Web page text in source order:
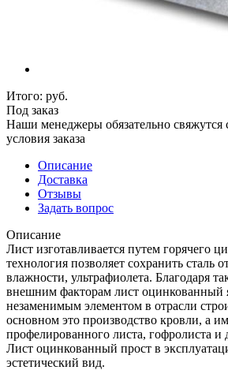
Итого: руб.
Под заказ
Наши менеджеры обязательно свяжутся
условия заказа
Описание
Доставка
Отзывы
Задать вопрос
Описание
Лист изготавливается путем горячего
технология позволяет сохранить сталь
влажности, ультрафиолета. Благодаря
внешним факторам лист оцинкованный
незаменимым элементом в отрасли
основном это производство кровли, а
профелированного листа, гофролиста и
Лист оцинкованный прост в
эстетический вид.